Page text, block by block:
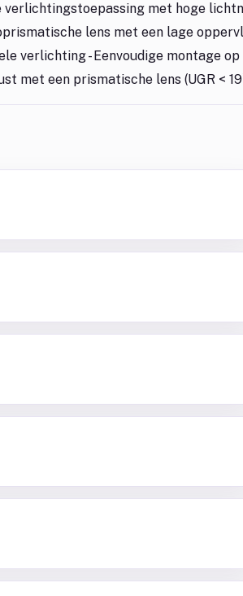
met hoge
lens met een lage
verlichting - Eenvoudige montage
met een prismatische lens (UGR <